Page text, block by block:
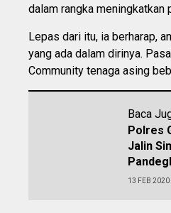
dalam rangka meningkatkan
Lepas dari itu, ia berharap,
yang ada dalam dirinya.
Community tenaga asing
Baca
Polres
Jalin
13 FEB 2020